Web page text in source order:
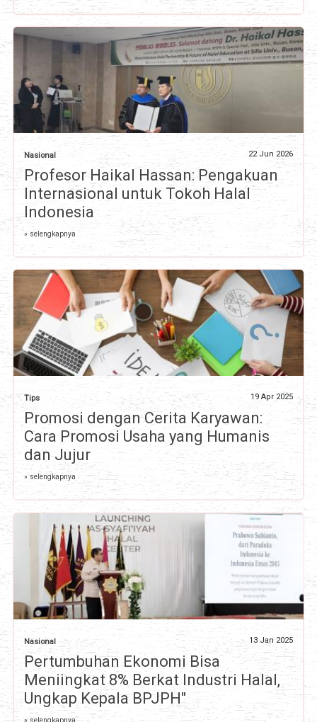
Nasional 22 Jun 2026
Profesor Haikal Hassan: Pengakuan
Internasional untuk Tokoh Halal
Indonesia
» selengkapnya
Tips 19 Apr 2025
Promosi dengan Cerita Karyawan:
Cara Promosi Usaha yang Humanis
dan Jujur
» selengkapnya
Nasional 13 Jan 2025
Pertumbuhan Ekonomi Bisa
Meniingkat 8% Berkat Industri Halal,
Ungkap Kepala BPJPH"
» selengkapnya